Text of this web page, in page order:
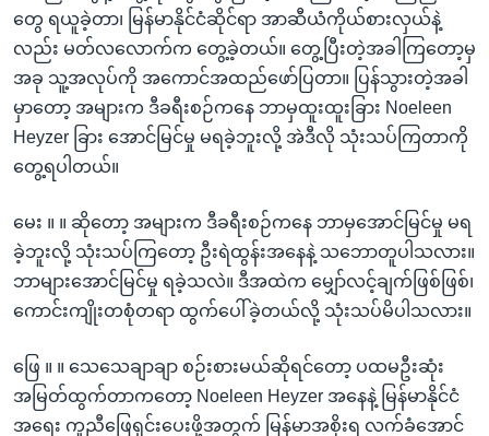
တွေ ရယူခဲ့တာ၊ မြန်မာနိုင်ငံဆိုင်ရာ အာဆီယံကိုယ်စားလှယ်နဲ့
လည်း မတ်လလောက်က တွေ့ခဲ့တယ်။ တွေ့ပြီးတဲ့အခါကြတော့မှ
အခု သူ့အလုပ်ကို အကောင်အထည်ဖော်ပြတာ။ ပြန်သွားတဲ့အခါ
မှာတော့ အများက ဒီခရီးစဉ်ကနေ ဘာမှထူးထူးခြား Noeleen
Heyzer ခြား အောင်မြင်မှု မရခဲ့ဘူးလို့ အဲဒီလို သုံးသပ်ကြတာကို
တွေ့ရပါတယ်။
မေး ။ ။ ဆိုတော့ အများက ဒီခရီးစဉ်ကနေ ဘာမှအောင်မြင်မှု မရ
ခဲ့ဘူးလို့ သုံးသပ်ကြတော့ ဦးရဲထွန်းအနေနဲ့ သဘောတူပါသလား။
ဘာများအောင်မြင်မှု ရခဲ့သလဲ။ ဒီအထဲက မျှော်လင့်ချက်ဖြစ်ဖြစ်၊
ကောင်းကျိုးတစုံတရာ ထွက်ပေါ်ခဲ့တယ်လို့ သုံးသပ်မိပါသလား။
ဖြေ ။ ။ သေသေချာချာ စဉ်းစားမယ်ဆိုရင်တော့ ပထမဦးဆုံး
အမြတ်ထွက်တာကတော့ Noeleen Heyzer အနေနဲ့ မြန်မာနိုင်ငံ
အရေး ကူညီဖြေရှင်းပေးဖို့အတွက် မြန်မာအစိုးရ လက်ခံအောင်